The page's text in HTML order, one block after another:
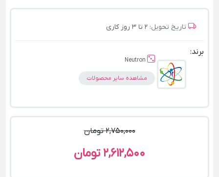
تاریخ تحویل: 2 تا 3 روز کاری
برند:
Neutron
مشاهده سایر محصولات
2,750,000 تومان
2,612,500 تومان